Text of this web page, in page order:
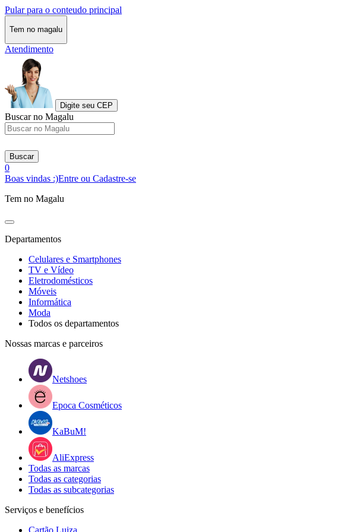
Pular para o conteudo principal
Tem no magalu
Atendimento
Digite seu CEP
Buscar no Magalu
Buscar
0
Boas vindas :)Entre ou Cadastre-se
Tem no Magalu
Departamentos
Celulares e Smartphones
TV e Vídeo
Eletrodomésticos
Móveis
Informática
Moda
Todos os departamentos
Nossas marcas e parceiros
Netshoes
Epoca Cosméticos
KaBuM!
AliExpress
Todas as marcas
Todas as categorias
Todas as subcategorias
Serviços e benefícios
Cartão Luiza